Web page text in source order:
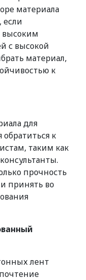
материала
если
высоким
с высокой
материал,
к
для
к
таким как
прочность
принять во
лент